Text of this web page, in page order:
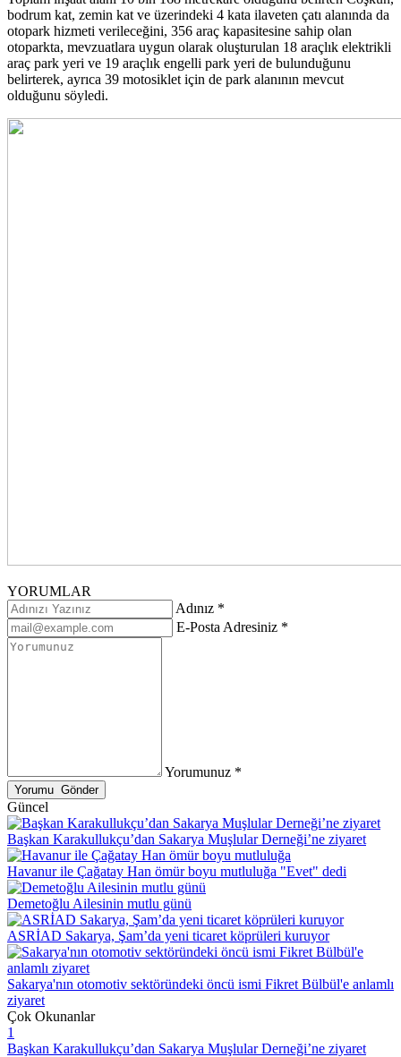
bodrum kat, zemin kat ve üzerindeki 4 kata ilaveten çatı alanında da
otopark hizmeti verileceğini, 356 araç kapasitesine sahip olan
otoparkta, mevzuatlara uygun olarak oluşturulan 18 araçlık elektrikli
araç park yeri ve 19 araçlık engelli park yeri de bulunduğunu
belirterek, ayrıca 39 motosiklet için de park alanının mevcut
olduğunu söyledi.
YORUMLAR
Adınız *
E-Posta Adresiniz *
Yorumunuz *
Güncel
Başkan Karakullukçu’dan Sakarya Muşlular Derneği’ne ziyaret
Havanur ile Çağatay Han ömür boyu mutluluğa "Evet" dedi
Demetoğlu Ailesinin mutlu günü
ASRİAD Sakarya, Şam’da yeni ticaret köprüleri kuruyor
Sakarya'nın otomotiv sektöründeki öncü ismi Fikret Bülbül'e anlamlı
ziyaret
Çok Okunanlar
1
Başkan Karakullukçu’dan Sakarya Muşlular Derneği’ne ziyaret